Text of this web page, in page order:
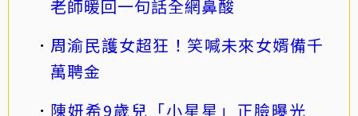
老師暖回一句話全網鼻酸
周渝民護女超狂！笑喊未來女婿備千
萬聘金
陳妍希9歲兒「小星星」正臉曝光